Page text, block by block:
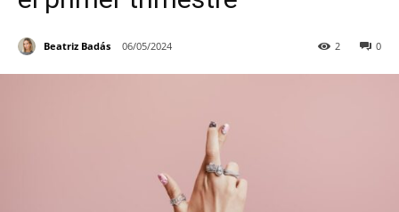
Beatriz Badás 06/05/2024 0
2